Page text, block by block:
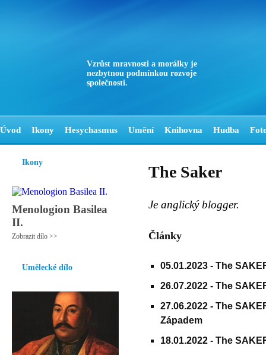
Vzrůst mravnosti a morálky je
nezbytnou podmínkou rozvoje
společnosti.
Úvod Ikony Hesychasmus Umění Knihovna Hudba
Ikony
Menologion Basilea
II.
Zobrazit dílo >>
Umělecké dílo
The Saker
Je anglický blogger.
Články
05.01.2023 - The
26.07.2022 - The
27.06.2022 - The
Západem
18.01.2022 - The